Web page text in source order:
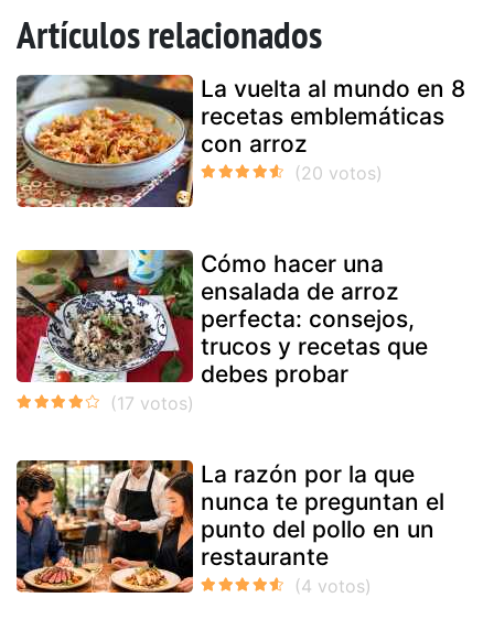
Artículos relacionados
La vuelta al mundo en 8
recetas emblemáticas
con arroz
Cómo hacer una
ensalada de arroz
perfecta: consejos,
trucos y recetas que
debes probar
La razón por la que
nunca te preguntan el
punto del pollo en un
restaurante